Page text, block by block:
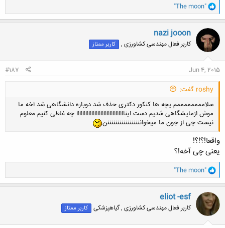
و
ا
ک
ن
ش
ه
ا
"The moon"
nazi jooon
کاربر فعال مهندسی کشاورزی , کاربر ممتاز
Jun 4, 2015
#187
roshy گفت:
سلاممممممممم یچه ها کنکور دکتری حذف شد دوباره دانشگاهی شد اخه ما
موش ازمایشگاهی شدیم دست ایناااااااااااااااااااااااااااااااا چه غلطی کنیم معلوم
نیست چی از جون ما میخوانننننننننننننننننن
واقعا!؟!؟!
یعنی چی آخه!؟
و
ا
ک
ن
ش
ه
ا
"The moon"
eliot -esf
کاربر فعال مهندسی کشاورزی , گیاهپزشکی کاربر ممتاز